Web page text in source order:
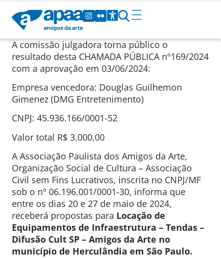
A comissão julgadora torna público o
resultado desta CHAMADA PÚBLICA nº169/2024
com a aprovação em 03/06/2024:
Empresa vencedora: Douglas Guilhemon
Gimenez (DMG Entretenimento)
CNPJ: 45.936.166/0001-52
Valor total R$ 3.000,00
A Associação Paulista dos Amigos da Arte,
Organização Social de Cultura – Associação
Civil sem Fins Lucrativos, inscrita no CNPJ/MF
sob o nº 06.196.001/0001-30, informa que
entre os dias 20 e 27 de maio de 2024,
receberá propostas para Locação de
Equipamentos de Infraestrutura – Tendas –
Difusão Cult SP – Amigos da Arte no
município de Herculândia em São Paulo.